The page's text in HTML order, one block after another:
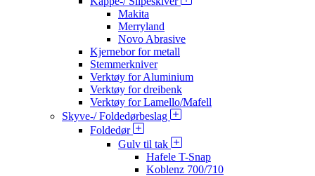
Makita
Merryland
Novo Abrasive
Kjernebor for metall
Stemmerkniver
Verktøy for Aluminium
Verktøy for dreibenk
Verktøy for Lamello/Mafell
Skyve-/ Foldedørbeslag
Foldedør
Gulv til tak
Hafele T-Snap
Koblenz 700/710